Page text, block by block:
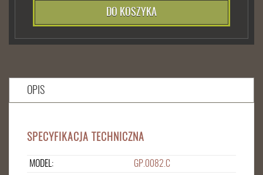
DO KOSZYKA
OPIS
SPECYFIKACJA TECHNICZNA
MODEL:
GP.0082.C